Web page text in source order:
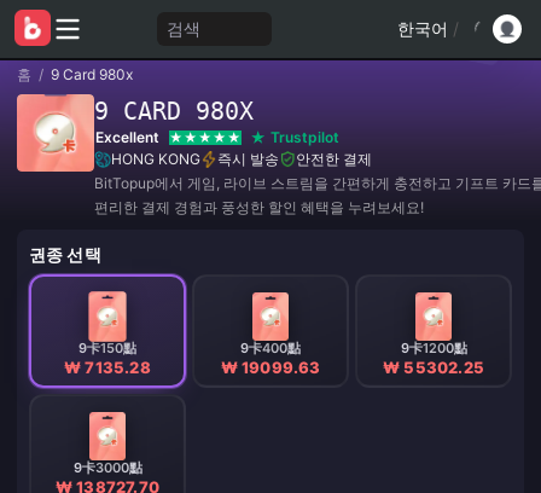
검색 한국어 /
홈 / 9 Card 980x
9 CARD 980X
Excellent
Trustpilot
HONG KONG
즉시 발송
안전한 결제
BitTopup에서 게임, 라이브 스트림을 간편하게 충전하고 기프트 카드
편리한 결제 경험과 풍성한 할인 혜택을 누려보세요!
권종 선택
9卡150點
₩ 7135.28
9卡400點
₩ 19099.63
9卡1200點
₩ 55302.25
9卡3000點
₩ 138727.70